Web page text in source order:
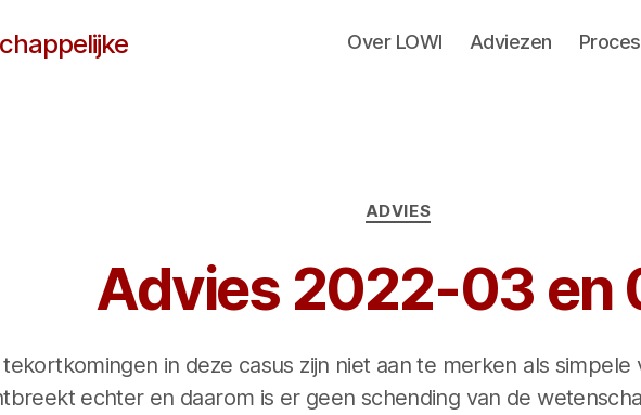
Over LOWI Adviezen
Categorieën
ADVIES
Advies 2022-03 en
tekortkomingen in deze casus zijn niet aan te merken als simpele
echter en daarom is er geen schending van de